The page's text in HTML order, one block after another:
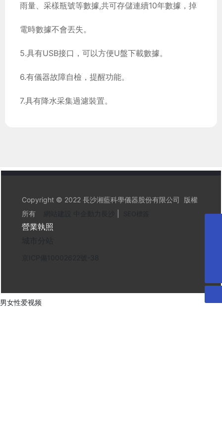
雨量、采樣瓶號等數據,共可存儲連續10年數據，掉
電時數據不會丟失。
5.具有USB接口，可以方便U盤下載數據。
6.有儀器故障自檢，提醒功能。
7.具有降水采集過濾裝置。
Copyright © 2022 長沙湘藍科學儀器股份有限公司 版權
所有
營業執照
男女性爱视频